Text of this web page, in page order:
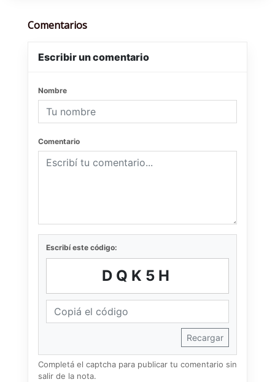
Comentarios
Escribir un comentario
Nombre
Comentario
Escribí este código:
DQK5H
Recargar
Completá el captcha para publicar tu comentario sin
salir de la nota.